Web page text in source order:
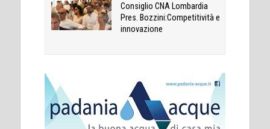
Consiglio CNA Lombardia
Pres. Bozzini:Competitività e
innovazione